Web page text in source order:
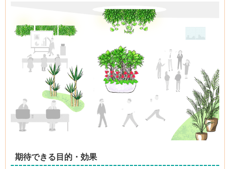
期待できる目的・効果